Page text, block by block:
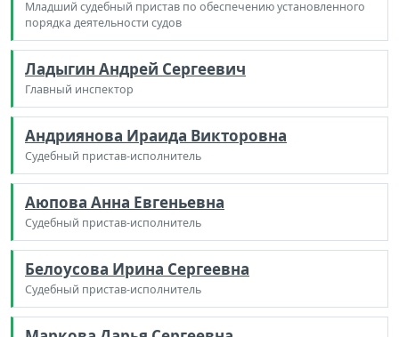
Младший судебный пристав по обеспечению установленного
порядка деятельности судов
Ладыгин Андрей Сергеевич
Главный инспектор
Андриянова Ираида Викторовна
Судебный пристав-исполнитель
Аюпова Анна Евгеньевна
Судебный пристав-исполнитель
Белоусова Ирина Сергеевна
Судебный пристав-исполнитель